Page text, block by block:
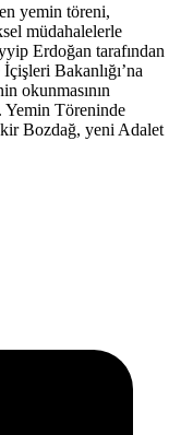
yemin töreni,
müdahalelerle
Erdoğan tarafından
Bakanlığı’na
okunmasının
Yemin Töreninde
Bozdağ, yeni Adalet